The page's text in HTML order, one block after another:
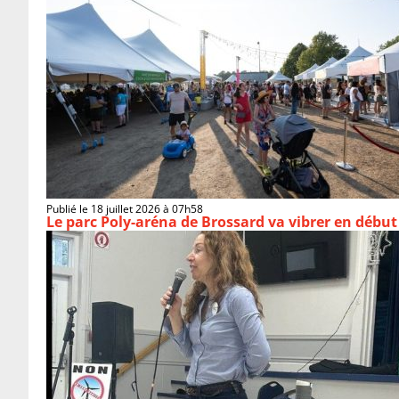
Publié le 18 juillet 2026 à 07h58
Le parc Poly-aréna de Brossard va vibrer en